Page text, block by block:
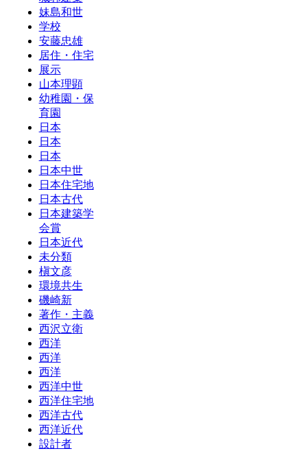
妹島和世
学校
安藤忠雄
居住・住宅
展示
山本理顕
幼稚園・保
育園
日本
日本
日本
日本中世
日本住宅地
日本古代
日本建築学
会賞
日本近代
未分類
槇文彦
環境共生
磯崎新
著作・主義
西沢立衛
西洋
西洋
西洋
西洋中世
西洋住宅地
西洋古代
西洋近代
設計者